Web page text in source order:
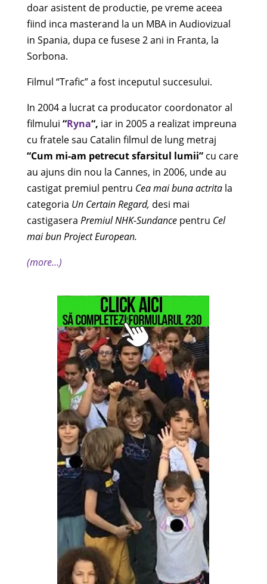
doar asistent de productie, pe vreme aceea
fiind inca masterand la un MBA in Audiovizual
in Spania, dupa ce fusese 2 ani in Franta, la
Sorbona.
Filmul “Trafic” a fost inceputul succesului.
In 2004 a lucrat ca producator coordonator al
filmului “Ryna“, iar in 2005 a realizat impreuna
cu fratele sau Catalin filmul de lung metraj
“Cum mi-am petrecut sfarsitul lumii”cu care
au ajuns din nou la Cannes, in 2006, unde au
castigat premiul pentru Cea mai buna actritala
categoria Un Certain Regard, desi mai
castigasera Premiul NHK-Sundance pentru Cel
mai bun Project European.
(more…)